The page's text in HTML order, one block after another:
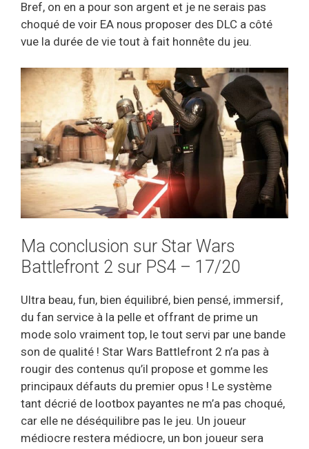
Bref, on en a pour son argent et je ne serais pas
choqué de voir EA nous proposer des DLC a côté
vue la durée de vie tout à fait honnête du jeu.
Ma conclusion sur Star Wars
Battlefront 2 sur PS4 – 17/20
Ultra beau, fun, bien équilibré, bien pensé, immersif,
du fan service à la pelle et offrant de prime un
mode solo vraiment top, le tout servi par une bande
son de qualité ! Star Wars Battlefront 2 n’a pas à
rougir des contenus qu’il propose et gomme les
principaux défauts du premier opus ! Le système
tant décrié de lootbox payantes ne m’a pas choqué,
car elle ne déséquilibre pas le jeu. Un joueur
médiocre restera médiocre, un bon joueur sera